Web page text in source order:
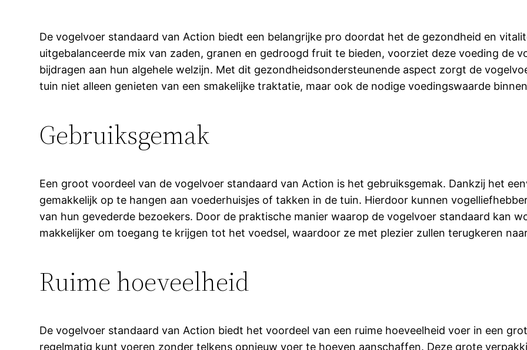
De vogelvoer standaard van Action biedt een belangrijke pro doordat het de gezondheid en
uitgebalanceerde mix van zaden, granen en gedroogd fruit te bieden, voorziet deze voeding de
bijdragen aan hun algehele welzijn. Met dit gezondheidsondersteunende aspect zorgt de
tuin niet alleen genieten van een smakelijke traktatie, maar ook de nodige voedingswaarde
Gebruiksgemak
Een groot voordeel van de vogelvoer standaard van Action is het gebruiksgemak. Dankzij het
gemakkelijk op te hangen aan voederhuisjes of takken in de tuin. Hierdoor kunnen
van hun gevederde bezoekers. Door de praktische manier waarop de vogelvoer standaard kan
makkelijker om toegang te krijgen tot het voedsel, waardoor ze met plezier zullen terugkeren
Ruime hoeveelheid
De vogelvoer standaard van Action biedt het voordeel van een ruime hoeveelheid voer in een
regelmatig kunt voeren zonder telkens opnieuw voer te hoeven aanschaffen. Deze grote